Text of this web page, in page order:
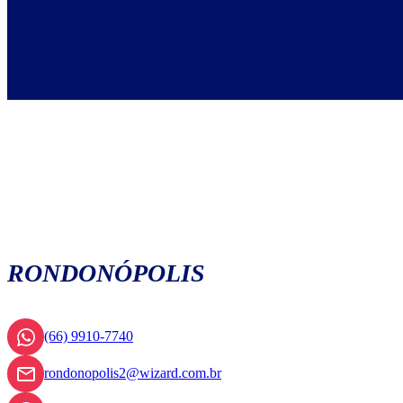
RONDONÓPOLIS
(66) 9910-7740
rondonopolis2@wizard.com.br